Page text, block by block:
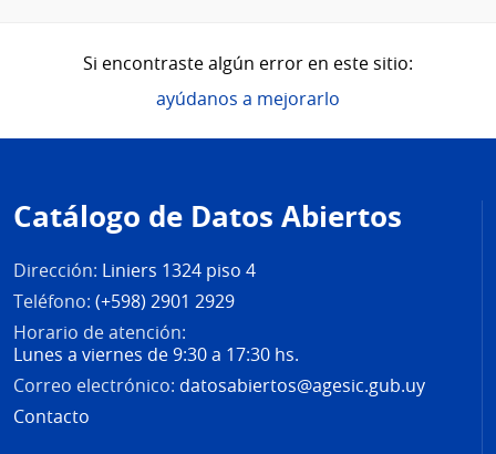
Si encontraste algún error en este sitio:
ayúdanos a mejorarlo
de
página
Catálogo de Datos Abiertos
Dirección: Liniers 1324 piso 4
Teléfono: (+598) 2901 2929
Horario de atención:
Lunes a viernes de 9:30 a 17:30 hs.
Correo electrónico: datosabiertos@agesic.gub.uy
Contacto